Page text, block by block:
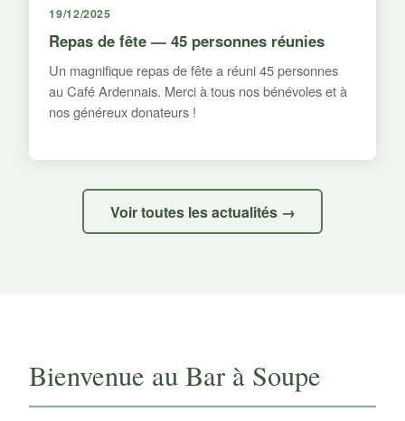
19/12/2025
Repas de fête — 45 personnes réunies
Un magnifique repas de fête a réuni 45 personnes
au Café Ardennais. Merci à tous nos bénévoles et à
nos généreux donateurs !
Voir toutes les actualités →
Bienvenue au Bar à Soupe